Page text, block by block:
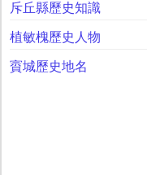
斥丘縣歷史知識
植敏槐歷史人物
賨城歷史地名